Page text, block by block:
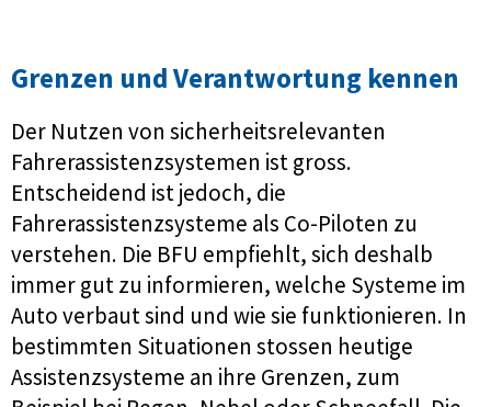
Grenzen und Verantwortung kennen
Der Nutzen von sicherheitsrelevanten
Fahrerassistenzsystemen ist gross.
Entscheidend ist jedoch, die
Fahrerassistenzsysteme als Co-Piloten zu
verstehen. Die BFU empfiehlt, sich deshalb
immer gut zu informieren, welche Systeme im
Auto verbaut sind und wie sie funktionieren. In
bestimmten Situationen stossen heutige
Assistenzsysteme an ihre Grenzen, zum